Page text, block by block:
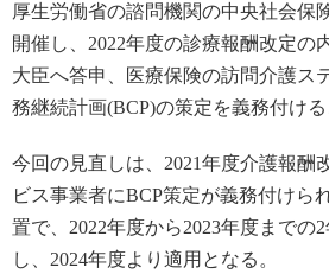
厚生労働省の諮問機関の中央社会保
開催し、2022年度の診療報酬改定の
大臣へ答申、医療保険の訪問介護ス
務継続計画(BCP)の策定を義務付ける
今回の見直しは、2021年度介護報酬
ビス事業者にBCP策定が義務付けら
置で、2022年度から2023年度までの
し、2024年度より適用となる。